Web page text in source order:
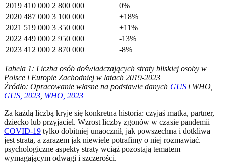
2019 410 000 2 800 000
0%
2020 487 000 3 100 000
+18%
2021 519 000 3 350 000
+11%
2022 449 000 2 950 000
-13%
2023 412 000 2 870 000 -8%
Tabela 1: Liczba osób doświadczających straty bliskiej osoby w
Polsce i Europie Zachodniej w latach 2019-2023
Źródło: Opracowanie własne na podstawie danych GUS i WHO,
GUS, 2023 WHO, 2023
Za każdą liczbą kryje się konkretna historia: czyjaś matka, partner,
dziecko lub przyjaciel. Wzrost liczby zgonów w czasie pandemii
COVID-19 tylko dobitniej unaocznił, jak powszechna i dotkliwa
jest strata, a zarazem jak niewiele potrafimy o niej rozmawiać.
psychologiczne aspekty straty wciąż pozostają tematem
wymagającym odwagi i szczerości.